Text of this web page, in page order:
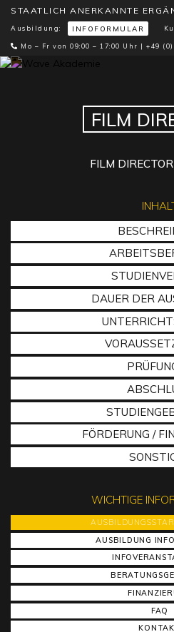
STAATLICH ANERKANNTE
Ausbildung: INFOFORMULAR
Mo – Fr von 09:00 – 17:00 Uhr | +49
FILM
FILM
DAUER DER
FÖRDERUNG /
WICHTIGE
AUSBILDUNG
FAQ